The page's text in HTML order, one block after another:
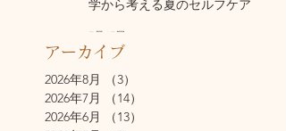
学から考える夏のセルフケア
7月17日
アーカイブ
2026年8月
（3）
2026年7月
（14）
2026年6月
（13）